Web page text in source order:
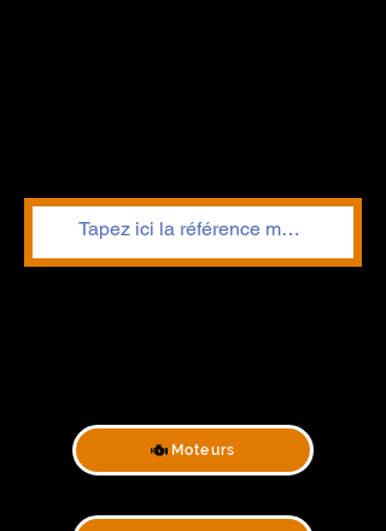
Moteurs